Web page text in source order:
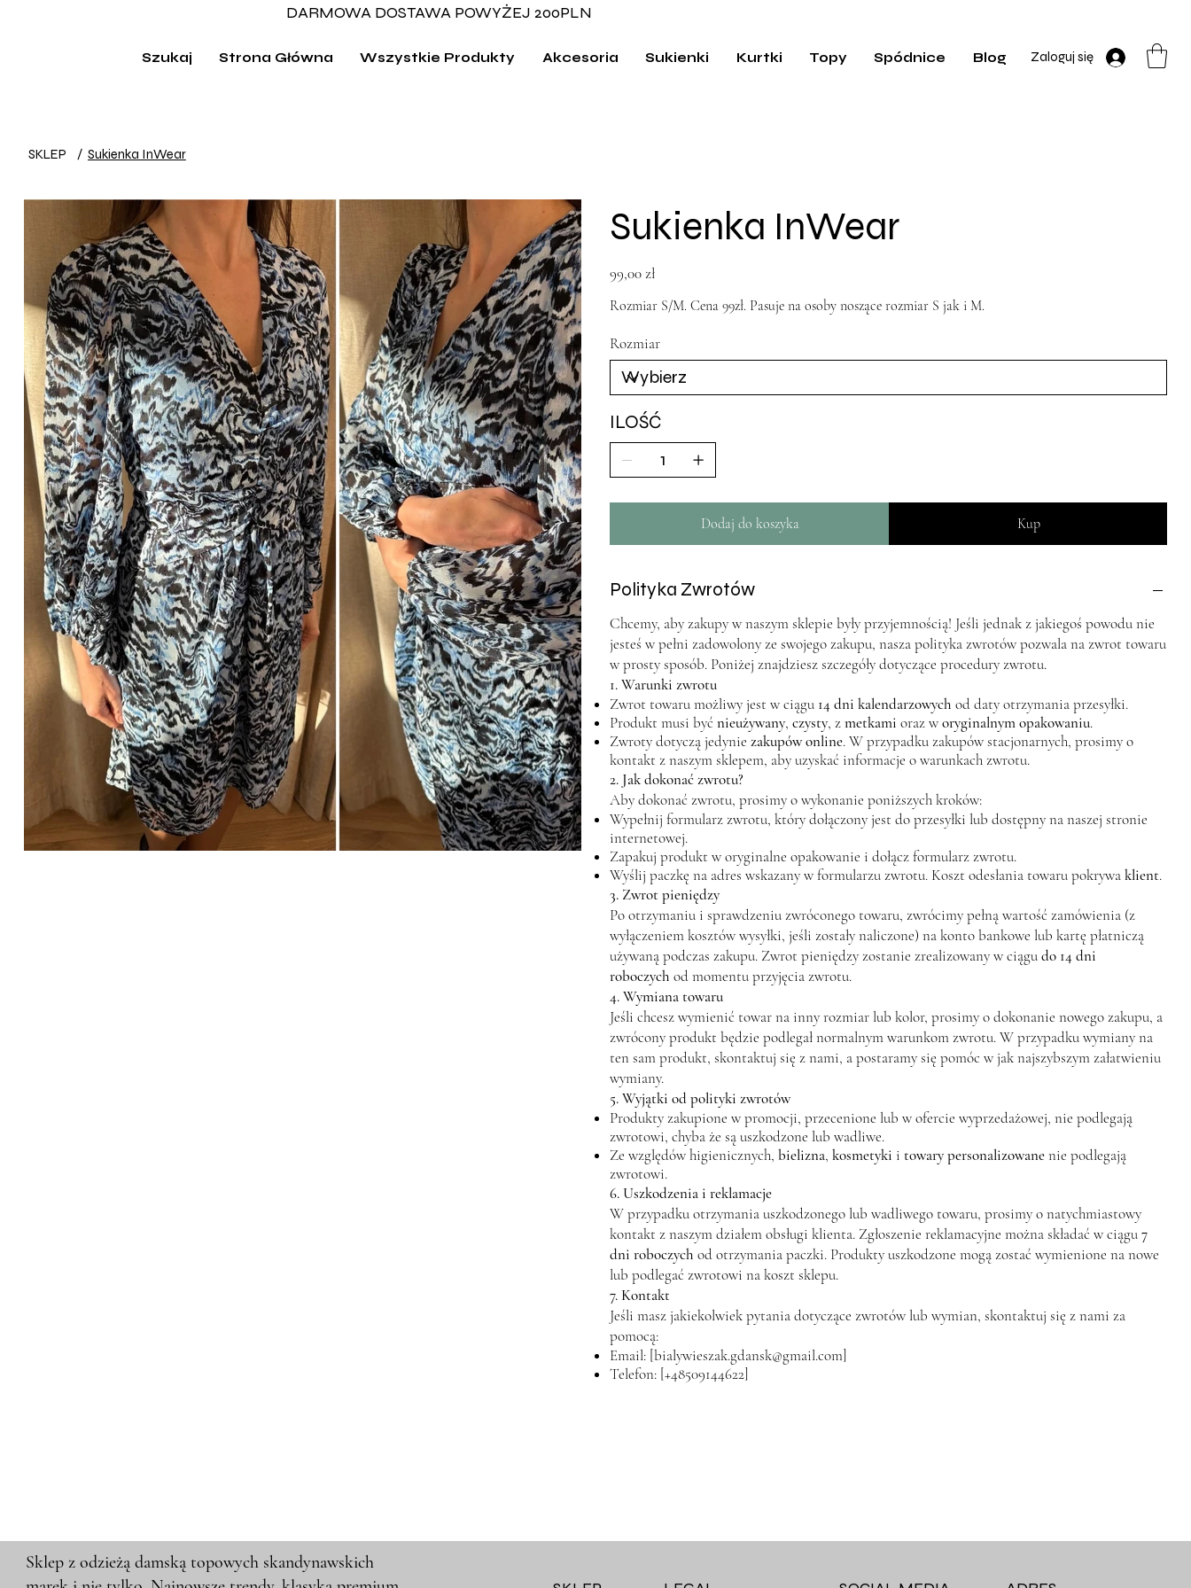
DARMOWA DOSTAWA POWYŻEJ 200PLN
Zaloguj się
Szukaj Strona Główna Wszystkie Produkty Akcesoria Sukienki Kurtki Topy Spódnice Blog
SKLEP / Sukienka InWear
Sukienka InWear
99,00 zł
Rozmiar S/M. Cena 99zł. Pasuje na osoby noszące rozmiar S jak i M.
Rozmiar
ILOŚĆ
Dodaj do koszyka Kup
Polityka Zwrotów
Chcemy, aby zakupy w naszym sklepie były przyjemnością! Jeśli jednak z jakiegoś powodu nie
jesteś w pełni zadowolony ze swojego zakupu, nasza polityka zwrotów pozwala na zwrot towaru
w prosty sposób. Poniżej znajdziesz szczegóły dotyczące procedury zwrotu.
1. Warunki zwrotu
Zwrot towaru możliwy jest w ciągu 14 dni kalendarzowych od daty otrzymania przesyłki.
Produkt musi być nieużywany, czysty, zmetkami oraz woryginalnym opakowaniu.
Zwroty dotyczą jedynie zakupów online. W przypadku zakupów stacjonarnych, prosimy o
kontakt z naszym sklepem, aby uzyskać informacje o warunkach zwrotu.
2. Jak dokonać zwrotu?
Aby dokonać zwrotu, prosimy o wykonanie poniższych kroków:
Wypełnij formularz zwrotu, który dołączony jest do przesyłki lub dostępny na naszej stronie
internetowej.
Zapakuj produkt w oryginalne opakowanie i dołącz formularz zwrotu.
Wyślij paczkę na adres wskazany w formularzu zwrotu. Koszt odesłania towaru pokrywaklient.
3. Zwrot pieniędzy
Po otrzymaniu i sprawdzeniu zwróconego towaru, zwrócimy pełną wartość zamówienia (z
wyłączeniem kosztów wysyłki, jeśli zostały naliczone) na konto bankowe lub kartę płatniczą
używaną podczas zakupu. Zwrot pieniędzy zostanie zrealizowany w ciągudo 14 dni
roboczych od momentu przyjęcia zwrotu.
4. Wymiana towaru
Jeśli chcesz wymienić towar na inny rozmiar lub kolor, prosimy o dokonanie nowego zakupu, a
zwrócony produkt będzie podlegał normalnym warunkom zwrotu. W przypadku wymiany na
ten sam produkt, skontaktuj się z nami, a postaramy się pomóc w jak najszybszym załatwieniu
wymiany.
5. Wyjątki od polityki zwrotów
Produkty zakupione w promocji, przecenione lub w ofercie wyprzedażowej, nie podlegają
zwrotowi, chyba że są uszkodzone lub wadliwe.
Ze względów higienicznych, bielizna, kosmetyki i towary personalizowanenie podlegają
zwrotowi.
6. Uszkodzenia i reklamacje
W przypadku otrzymania uszkodzonego lub wadliwego towaru, prosimy o natychmiastowy
kontakt z naszym działem obsługi klienta. Zgłoszenie reklamacyjne można składać w ciągu7
dni roboczych od otrzymania paczki. Produkty uszkodzone mogą zostać wymienione na nowe
lub podlegać zwrotowi na koszt sklepu.
7. Kontakt
Jeśli masz jakiekolwiek pytania dotyczące zwrotów lub wymian, skontaktuj się z nami za
pomocą:
Email: [bialywieszak.gdansk@gmail.com]
Telefon: [+48509144622]
Sklep z odzieżą damską topowych skandynawskich